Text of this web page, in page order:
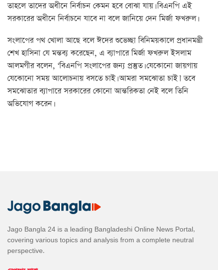
তাহলে তাদের অধীনে নির্বাচন কেমন হবে বোঝা যায়। বিএনপি এই
সরকারের অধীনে নির্বাচনে যাবে না বলে জানিয়ে দেন মির্জা ফখরুল।
সংলাপের পথ খোলা আছে বলে ঈদের শুভেচ্ছা বিনিময়কালে প্রধানমন্ত্রী
শেখ হাসিনা যে মন্তব্য করেছেন, এ ব্যাপারে মির্জা ফখরুল ইসলাম
আলমগীর বলেন, ‘বিএনপি সংলাপের জন্য প্রস্তুত। যেকোনো জায়গায়
যেকোনো সময় আলোচনায় বসতে চাই। আমরা সমঝোতা চাই।’ তবে
সমঝোতার ব্যাপারে সরকারের কোনো আন্তরিকতা নেই বলে তিনি
অভিযোগ করেন।
Jago Bangla 24 is a leading Bangladeshi Online News Portal,
covering various topics and analysis from a complete neutral
perspective.